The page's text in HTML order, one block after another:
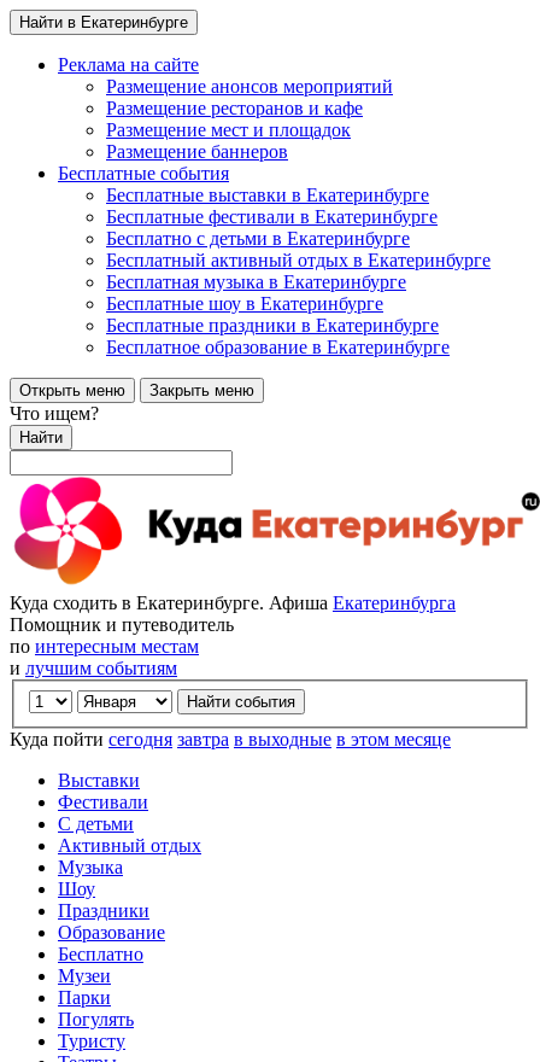
Найти в Екатеринбурге
Реклама на сайте
Размещение анонсов мероприятий
Размещение ресторанов и кафе
Размещение мест и площадок
Размещение баннеров
Бесплатные события
Бесплатные выставки в Екатеринбурге
Бесплатные фестивали в Екатеринбурге
Бесплатно с детьми в Екатеринбурге
Бесплатный активный отдых в Екатеринбурге
Бесплатная музыка в Екатеринбурге
Бесплатные шоу в Екатеринбурге
Бесплатные праздники в Екатеринбурге
Бесплатное образование в Екатеринбурге
Открыть меню Закрыть меню
Что ищем?
Найти
Куда сходить в Екатеринбурге. Афиша Екатеринбурга
Помощник и путеводитель
по интересным местам
и лучшим событиям
Куда пойти сегодня завтра в выходные в этом месяце
Выставки
Фестивали
С детьми
Активный отдых
Музыка
Шоу
Праздники
Образование
Бесплатно
Музеи
Парки
Погулять
Туристу